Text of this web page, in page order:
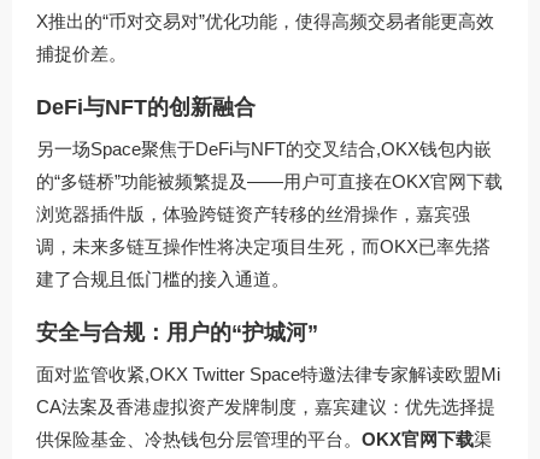
X推出的“币对交易对”优化功能，使得高频交易者能更高效
捕捉价差。
DeFi与NFT的创新融合
另一场Space聚焦于DeFi与NFT的交叉结合,OKX钱包内嵌
的“多链桥”功能被频繁提及——用户可直接在OKX官网下载
浏览器插件版，体验跨链资产转移的丝滑操作，嘉宾强
调，未来多链互操作性将决定项目生死，而OKX已率先搭
建了合规且低门槛的接入通道。
安全与合规：用户的“护城河”
面对监管收紧,OKX Twitter Space特邀法律专家解读欧盟Mi
CA法案及香港虚拟资产发牌制度，嘉宾建议：优先选择提
供保险基金、冷热钱包分层管理的平台。 OKX官网下载渠